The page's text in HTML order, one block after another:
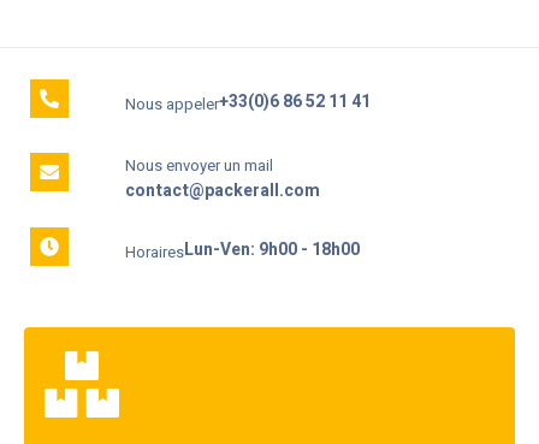
Nous appeler+33(0)6 86 52 11 41
Nous envoyer un mail
contact@packerall.com
HorairesLun-Ven: 9h00 - 18h00